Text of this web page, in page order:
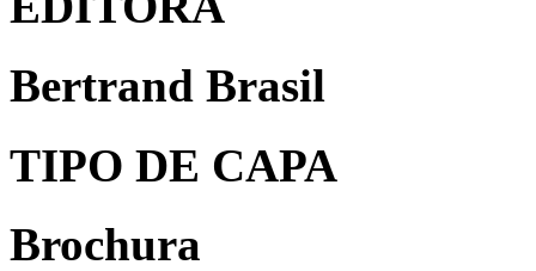
Bertrand Brasil
TIPO DE CAPA
Brochura